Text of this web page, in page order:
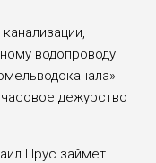
водопроводу
дежурство
Прус займёт